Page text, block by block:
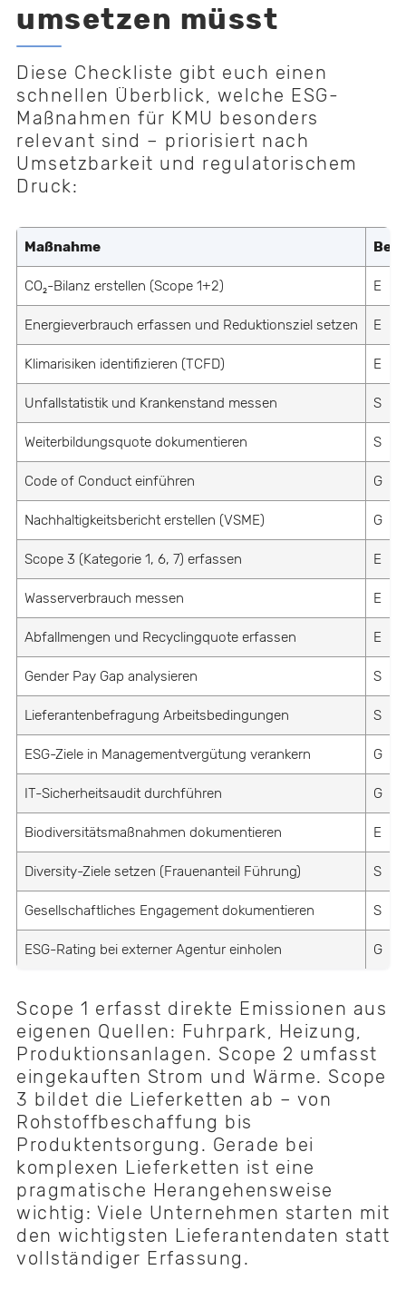
umsetzen müsst
Diese Checkliste gibt euch einen
schnellen Überblick, welche ESG-
Maßnahmen für KMU besonders
relevant sind – priorisiert nach
Umsetzbarkeit und regulatorischem
Druck:
Maßnahme
CO₂-Bilanz erstellen (Scope 1+2) E
Energieverbrauch erfassen und Reduktionsziel setzen E
Klimarisiken identifizieren (TCFD) E
Unfallstatistik und Krankenstand messen S
Weiterbildungsquote dokumentieren S
Code of Conduct einführen G
Nachhaltigkeitsbericht erstellen (VSME) G
Scope 3 (Kategorie 1, 6, 7) erfassen E
Wasserverbrauch messen E
Abfallmengen und Recyclingquote erfassen E
Gender Pay Gap analysieren S
Lieferantenbefragung Arbeitsbedingungen S
ESG-Ziele in Managementvergütung verankern G
IT-Sicherheitsaudit durchführen G
Biodiversitätsmaßnahmen dokumentieren E
Diversity-Ziele setzen (Frauenanteil Führung) S
Gesellschaftliches Engagement dokumentieren S
ESG-Rating bei externer Agentur einholen G
Scope 1 erfasst direkte Emissionen aus
eigenen Quellen: Fuhrpark, Heizung,
Produktionsanlagen. Scope 2 umfasst
eingekauften Strom und Wärme. Scope
3 bildet die Lieferketten ab – von
Rohstoffbeschaffung bis
Produktentsorgung. Gerade bei
komplexen Lieferketten ist eine
pragmatische Herangehensweise
wichtig: Viele Unternehmen starten mit
den wichtigsten Lieferantendaten statt
vollständiger Erfassung.